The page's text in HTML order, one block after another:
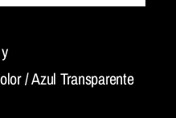
/ Azul Transparente